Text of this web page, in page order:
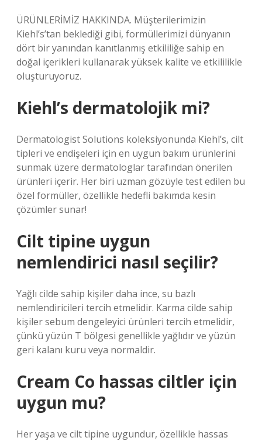
ÜRÜNLERİMİZ HAKKINDA. Müşterilerimizin
Kiehl’s’tan beklediği gibi, formüllerimizi dünyanın
dört bir yanından kanıtlanmış etkililiğe sahip en
doğal içerikleri kullanarak yüksek kalite ve etkililikle
oluşturuyoruz.
Kiehl’s dermatolojik mi?
Dermatologist Solutions koleksiyonunda Kiehl’s, cilt
tipleri ve endişeleri için en uygun bakım ürünlerini
sunmak üzere dermatologlar tarafından önerilen
ürünleri içerir. Her biri uzman gözüyle test edilen bu
özel formüller, özellikle hedefli bakımda kesin
çözümler sunar!
Cilt tipine uygun
nemlendirici nasıl seçilir?
Yağlı cilde sahip kişiler daha ince, su bazlı
nemlendiricileri tercih etmelidir. Karma cilde sahip
kişiler sebum dengeleyici ürünleri tercih etmelidir,
çünkü yüzün T bölgesi genellikle yağlıdır ve yüzün
geri kalanı kuru veya normaldir.
Cream Co hassas ciltler için
uygun mu?
Her yaşa ve cilt tipine uygundur, özellikle hassas